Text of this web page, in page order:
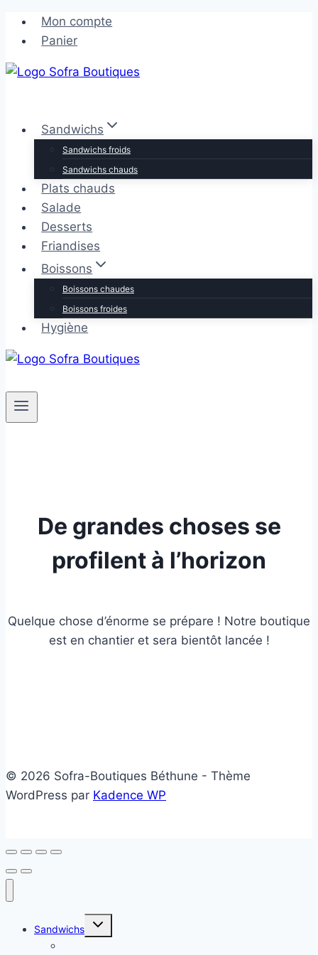
Aller
contenu
Aller
contenu
Mon compte
Panier
Sandwichs
Sandwichs froids
Sandwichs chauds
Plats chauds
Salade
Desserts
Friandises
Boissons
Boissons chaudes
Boissons froides
Hygiène
De grandes choses se
profilent à l’horizon
Quelque chose d’énorme se prépare ! Notre boutique
est en chantier et sera bientôt lancée !
© 2026 Sofra-Boutiques Béthune - Thème
WordPress par Kadence WP
Sandwichs
Ouvrir/fermer